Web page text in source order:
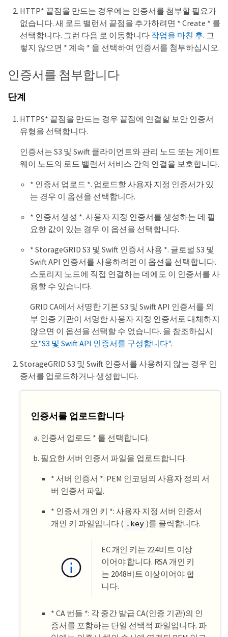
HTTP* 끝점을 만드는 경우에는 인증서를 첨부할 필요가
없습니다. 새 로드 밸런서 끝점을 추가하려면 * Create * 를
선택합니다. 그런 다음 로 이동합니다 작업을 마친 후. 그
렇지 않으면 * 계속 * 을 선택하여 인증서를 첨부하십시오.
인증서를 첨부합니다
단계
HTTPS* 끝점을 만드는 경우 끝점에 연결할 보안 인증서
유형을 선택합니다.
인증서는 S3 및 Swift 클라이언트와 관리 노드 또는 게이트
웨이 노드의 로드 밸런서 서비스 간의 연결을 보호합니다.
* 인증서 업로드 *. 업로드할 사용자 지정 인증서가 있
는 경우 이 옵션을 선택합니다.
* 인증서 생성 *. 사용자 지정 인증서를 생성하는 데 필
요한 값이 있는 경우 이 옵션을 선택합니다.
* StorageGRID S3 및 Swift 인증서 사용 *. 글로벌 S3 및
Swift API 인증서를 사용하려면 이 옵션을 선택합니다.
스토리지 노드에 직접 연결하는 데에도 이 인증서를 사
용할 수 있습니다.
GRID CA에서 서명한 기본 S3 및 Swift API 인증서를 외
부 인증 기관이 서명한 사용자 지정 인증서로 대체하지
않으면 이 옵션을 선택할 수 없습니다. 을 참조하십시
오"S3 및 Swift API 인증서를 구성합니다".
StorageGRID S3 및 Swift 인증서를 사용하지 않는 경우 인
증서를 업로드하거나 생성합니다.
인증서를 업로드합니다
인증서 업로드 * 를 선택합니다.
필요한 서버 인증서 파일을 업로드합니다.
* 서버 인증서 *: PEM 인코딩의 사용자 정의 서
버 인증서 파일.
* 인증서 개인 키 *: 사용자 지정 서버 인증서
개인 키 파일입니다 ( .key )를 클릭합니다.
EC 개인 키는 224비트 이상
이어야 합니다. RSA 개인 키
는 2048비트 이상이어야 합
니다.
* CA 번들 *: 각 중간 발급 CA(인증 기관)의 인
증서를 포함하는 단일 선택적 파일입니다. 파